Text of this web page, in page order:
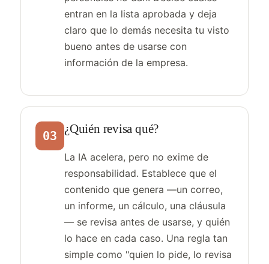
entran en la lista aprobada y deja
claro que lo demás necesita tu visto
bueno antes de usarse con
información de la empresa.
03 ¿Quién revisa qué?
La IA acelera, pero no exime de
responsabilidad. Establece que el
contenido que genera —un correo,
un informe, un cálculo, una cláusula
— se revisa antes de usarse, y quién
lo hace en cada caso. Una regla tan
simple como "quien lo pide, lo revisa